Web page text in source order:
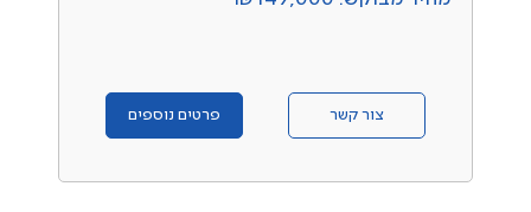
צור קשר פרטים נוספים